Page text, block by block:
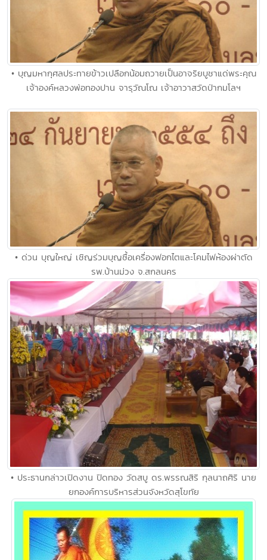
• บุญมหากุศลประทายข้าวเปลือกน้อมถวายเป็นอาจริยบูชาแด่พระคุณ
เจ้าองค์หลวงพ่อทองปาน จารุวัณโณ เจ้าอาวาสวัดป่ากมโลฯ
• ด่วน บุญใหญ่ เชิญร่วมบุญซื้อเครื่องฟอกไตและโคมไฟห้องผ่าตัด
รพ.บ้านม่วง จ.สกลนคร
• ประธานกล่าวเปิดงาน ปิดทอง วัดสบู ดร.พรรณสิริ กุลนาถศิริ นาย
ยกองค์การบริหารส่วนจังหวัดสุโขทัย